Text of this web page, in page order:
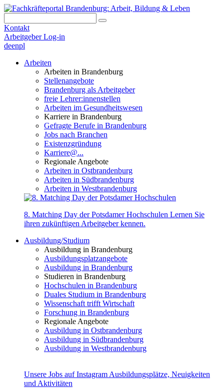
Kontakt
Arbeitgeber Log-in
deenpl
Arbeiten
Arbeiten in Brandenburg
Stellenangebote
Brandenburg als Arbeitgeber
freie Lehrer:innenstellen
Arbeiten im Gesundheitswesen
Karriere in Brandenburg
Gefragte Berufe in Brandenburg
Jobs nach Branchen
Existenzgründung
Karriere@...
Regionale Angebote
Arbeiten in Ostbrandenburg
Arbeiten in Südbrandenburg
Arbeiten in Westbrandenburg
8. Matching Day der Potsdamer Hochschulen Lernen Sie
ihren zukünftigen Arbeitgeber kennen.
Ausbildung/Studium
Ausbildung in Brandenburg
Ausbildungsplatzangebote
Ausbildung in Brandenburg
Studieren in Brandenburg
Hochschulen in Brandenburg
Duales Studium in Brandenburg
Wissenschaft trifft Wirtschaft
Forschung in Brandenburg
Regionale Angebote
Ausbildung in Ostbrandenburg
Ausbildung in Südbrandenburg
Ausbildung in Westbrandenburg
Unsere Jobs auf Instagram Ausbildungsplätze, Neuigkeiten
und Aktivitäten